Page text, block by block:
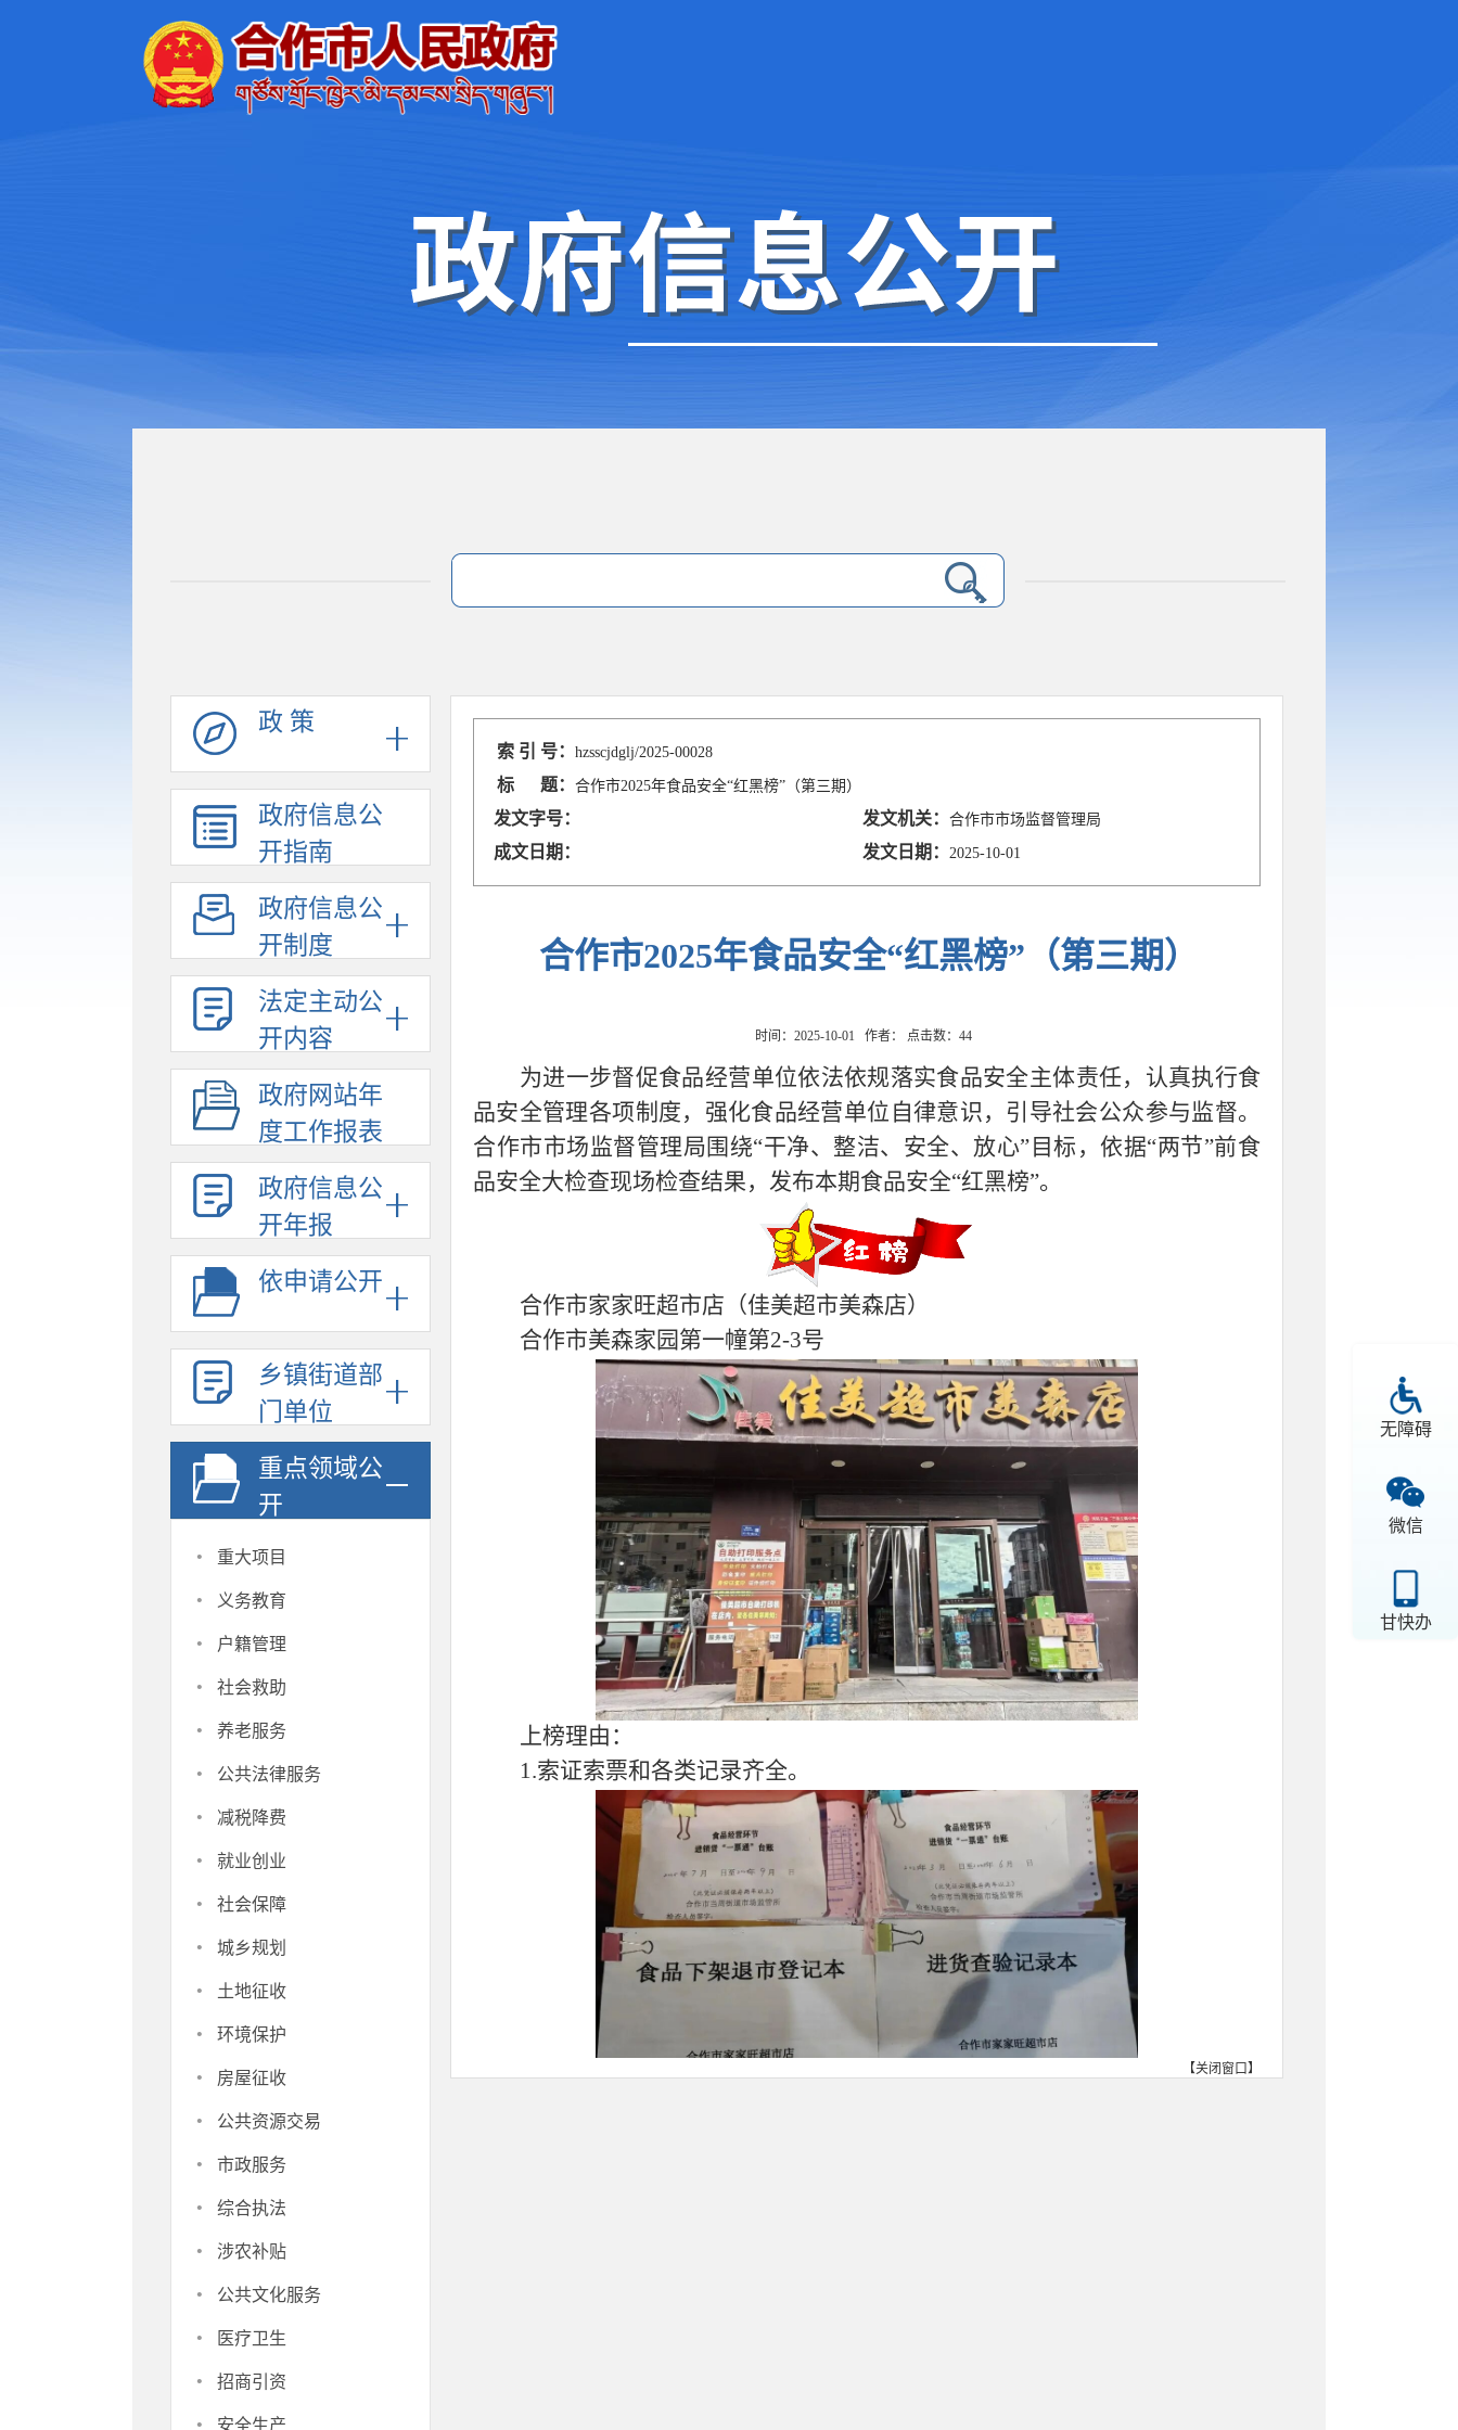
无障碍
微信
甘快办
政 策
政府信息公
开指南
政府信息公
开制度
法定主动公
开内容
政府网站年
度工作报表
政府信息公
开年报
依申请公开
乡镇街道部
门单位
重点领域公
开
· 重大项目
· 义务教育
· 户籍管理
· 社会救助
· 养老服务
· 公共法律服务
· 减税降费
· 就业创业
· 社会保障
· 城乡规划
· 土地征收
· 环境保护
· 房屋征收
· 公共资源交易
· 市政服务
· 综合执法
· 涉农补贴
· 公共文化服务
· 医疗卫生
· 招商引资
安全生产
索 引 号：hzsscjdglj/2025-00028
标 题：合作市2025年食品安全“红黑榜”（第三期）
发文字号： 发文机关：合作市市场监督管理局
成文日期： 发文日期： 2025-10-01
合作市2025年食品安全“红黑榜”（第三期）
时间：2025-10-01 作者： 点击数： 44
为进一步督促食品经营单位依法依规落实食品安全主体责任，认真执行食
品安全管理各项制度，强化食品经营单位自律意识，引导社会公众参与监督。
合作市市场监督管理局围绕“干净、整洁、安全、放心”目标，依据“两节”前食
品安全大检查现场检查结果，发布本期食品安全“红黑榜”。
合作市家家旺超市店（佳美超市美森店）
合作市美森家园第一幢第2-3号
上榜理由：
1.索证索票和各类记录齐全。
【关闭窗口】